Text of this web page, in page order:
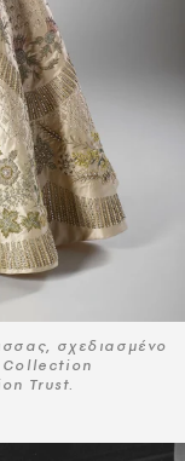
σχεδιασμένο
Collection
Trust.